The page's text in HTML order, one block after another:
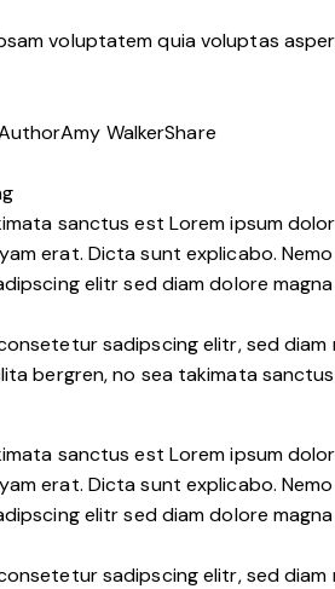
voluptatem quia voluptas
Amy WalkerShare
sanctus est Lorem ipsum
erat. Dicta sunt explicabo.
elitr sed diam dolore
sadipscing elitr, sed
bergren, no sea takimata
sanctus est Lorem ipsum
erat. Dicta sunt explicabo.
elitr sed diam dolore
sadipscing elitr, sed